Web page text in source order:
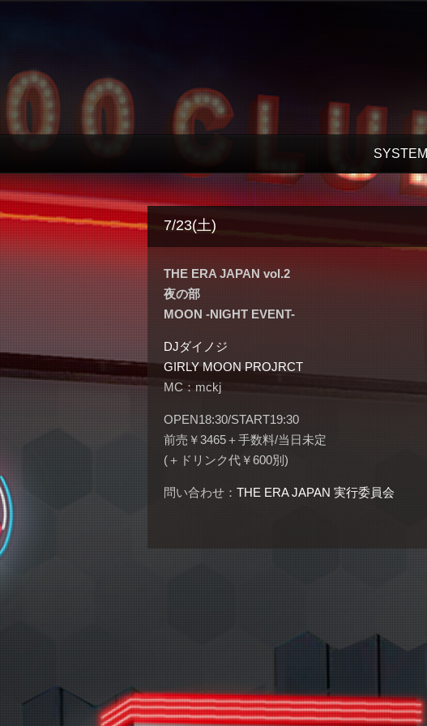
SYSTEM
7/23(土)
THE ERA JAPAN vol.2
夜の部
MOON -NIGHT EVENT-
DJダイノジ
GIRLY MOON PROJRCT
MC：mckj
OPEN18:30/START19:30
前売￥3465＋手数料/当日未定
(＋ドリンク代￥600別)
問い合わせ：THE ERA JAPAN 実行委員会